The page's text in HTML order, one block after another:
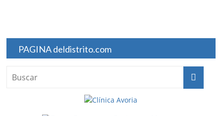
PAGINA deldistrito.com